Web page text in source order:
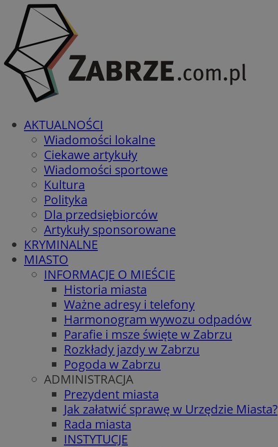
AKTUALNOŚCI
Wiadomości lokalne
Ciekawe artykuły
Wiadomości sportowe
Kultura
Polityka
Dla przedsiębiorców
Artykuły sponsorowane
KRYMINALNE
MIASTO
INFORMACJE O MIEŚCIE
Historia miasta
Ważne adresy i telefony
Harmonogram wywozu odpadów
Parafie i msze święte w Zabrzu
Rozkłady jazdy w Zabrzu
Pogoda w Zabrzu
ADMINISTRACJA
Prezydent miasta
Jak załatwić sprawę w Urzędzie Miasta?
Rada miasta
INSTYTUCJE